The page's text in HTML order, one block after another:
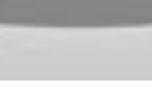
Avengers